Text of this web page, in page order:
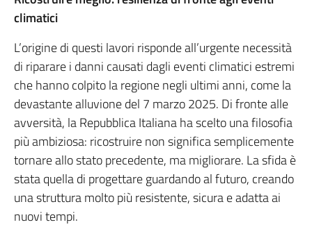
climatici
L’origine di questi lavori risponde all’urgente necessità
di riparare i danni causati dagli eventi climatici estremi
che hanno colpito la regione negli ultimi anni, come la
devastante alluvione del 7 marzo 2025. Di fronte alle
avversità, la Repubblica Italiana ha scelto una filosofia
più ambiziosa: ricostruire non significa semplicemente
tornare allo stato precedente, ma migliorare. La sfida è
stata quella di progettare guardando al futuro, creando
una struttura molto più resistente, sicura e adatta ai
nuovi tempi.